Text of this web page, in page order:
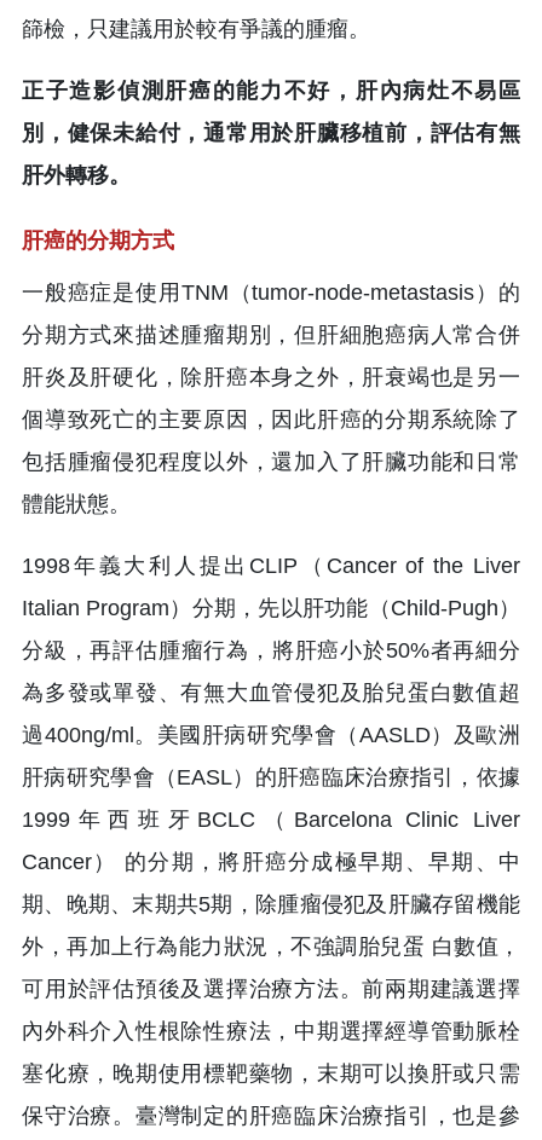
篩檢，只建議用於較有爭議的腫瘤。
正子造影偵測肝癌的能力不好，肝內病灶不易區
別，健保未給付，通常用於肝臟移植前，評估有無
肝外轉移。
肝癌的分期方式
一般癌症是使用TNM（tumor-node-metastasis）的
分期方式來描述腫瘤期別，但肝細胞癌病人常合併
肝炎及肝硬化，除肝癌本身之外，肝衰竭也是另一
個導致死亡的主要原因，因此肝癌的分期系統除了
包括腫瘤侵犯程度以外，還加入了肝臟功能和日常
體能狀態。
1998年義大利人提出CLIP（Cancer of the Liver
Italian Program）分期，先以肝功能（Child-Pugh）
分級，再評估腫瘤行為，將肝癌小於50%者再細分
為多發或單發、有無大血管侵犯及胎兒蛋白數值超
過400ng/ml。美國肝病研究學會（AASLD）及歐洲
肝病研究學會（EASL）的肝癌臨床治療指引，依據
1999年西班牙BCLC（Barcelona Clinic Liver
Cancer） 的分期，將肝癌分成極早期、早期、中
期、晚期、末期共5期，除腫瘤侵犯及肝臟存留機能
外，再加上行為能力狀況，不強調胎兒蛋 白數值，
可用於評估預後及選擇治療方法。前兩期建議選擇
內外科介入性根除性療法，中期選擇經導管動脈栓
塞化療，晚期使用標靶藥物，末期可以換肝或只需
保守治療。臺灣制定的肝癌臨床治療指引，也是參